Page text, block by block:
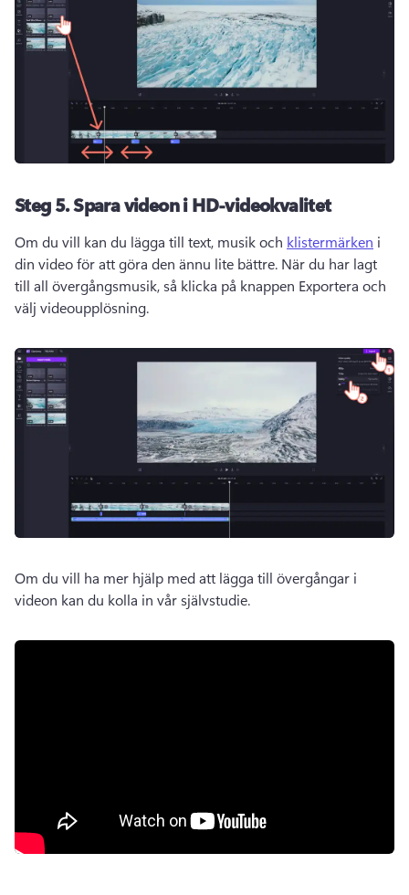
Steg 5.Spara videon i HD-videokvalitet
Om du vill kan du lägga till text, musik och klistermärken i
din video för att göra den ännu lite bättre. När du har lagt
till all övergångsmusik, så klicka på knappen Exportera och
välj videoupplösning.
Om du vill ha mer hjälp med att lägga till övergångar i
videon kan du kolla in vår självstudie.